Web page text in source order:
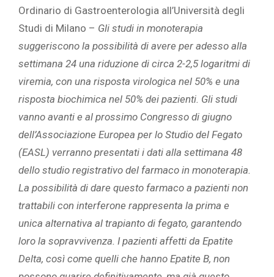
Ordinario di Gastroenterologia all’Università degli
Studi di Milano – Gli studi in monoterapia
suggeriscono la possibilità di avere per adesso alla
settimana 24 una riduzione di circa 2-2,5 logaritmi di
viremia, con una risposta virologica nel 50% e una
risposta biochimica nel 50% dei pazienti. Gli studi
vanno avanti e al prossimo Congresso di giugno
dell’Associazione Europea per lo Studio del Fegato
(EASL) verranno presentati i dati alla settimana 48
dello studio registrativo del farmaco in monoterapia.
La possibilità di dare questo farmaco a pazienti non
trattabili con interferone rappresenta la prima e
unica alternativa al trapianto di fegato, garantendo
loro la sopravvivenza. I pazienti affetti da Epatite
Delta, così come quelli che hanno Epatite B, non